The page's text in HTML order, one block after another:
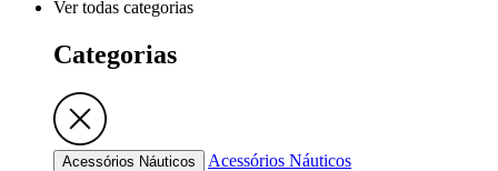
Ver todas categorias
Categorias
Acessórios Náuticos
Acessórios Náuticos